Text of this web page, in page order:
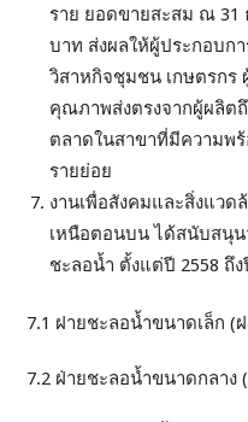
ราย ยอดขายสะสม ณ 31
บาท ส่งผลให้ผู้ประกอบก
วิสาหกิจชุมชน เกษตรกร
คุณภาพส่งตรงจากผู้ผลิต
ตลาดในสาขาที่มีความพ
รายย่อย
งานเพื่อสังคมและสิ่งแวด
เหนือตอนบน ได้สนับสนุ
ชะลอน้ำ ตั้งแต่ปี 2558 ถึง
7.1 ฝายชะลอน้ำขนาดเล็ก (
7.2 ฝ่ายชะลอน้ำขนาดกลาง